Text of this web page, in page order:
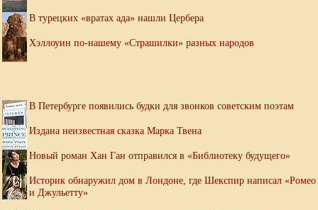
В турецких «вратах ада» нашли Цербера
Хэллоуин по-нашему «Страшилки» разных народов
В Петербурге появились будки для звонков советским поэтам
Издана неизвестная сказка Марка Твена
Новый роман Хан Ган отправился в «Библиотеку будущего»
Историк обнаружил дом в Лондоне, где Шекспир написал «Ромео
и Джульетту»